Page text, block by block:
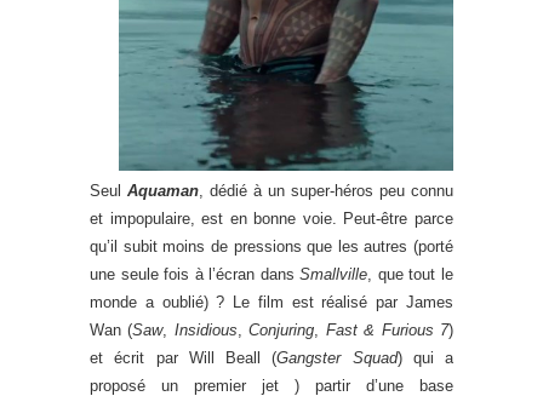
Seul Aquaman , dédié à un super-héros peu connu
et impopulaire, est en bonne voie. Peut-être parce
qu’il subit moins de pressions que les autres (porté
une seule fois à l’écran dansSmallville , que tout le
monde a oublié) ? Le film est réalisé par James
Wan (Saw, Insidious ,Conjuring Fast & Furious 7)
et écrit par Will Beall (Gangster Squad) qui a
proposé un premier jet ) partir d’une base